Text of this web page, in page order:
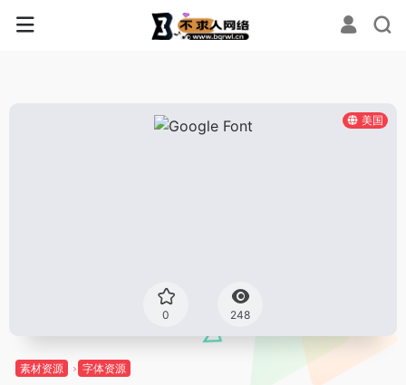
美国
0 248
素材资源 字体资源